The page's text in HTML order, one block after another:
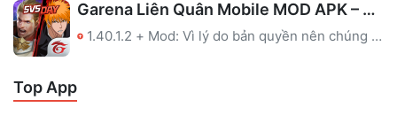
Garena Liên Quân Mobile MOD APK – Map, Full Skin
1.40.1.2 + Mod: Vì lý do bản quyền nên chúng tôi đã gỡ file MOD của game này. Bạn có thể ủng hộ nhà phát triển qua link tải ở Google Play.
Top App